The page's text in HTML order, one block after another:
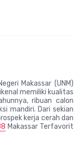
Makassar (UNM)
memiliki kualitas
ribuan calon
mandiri. Dari sekian
kerja cerah dan
Makassar Terfavorit